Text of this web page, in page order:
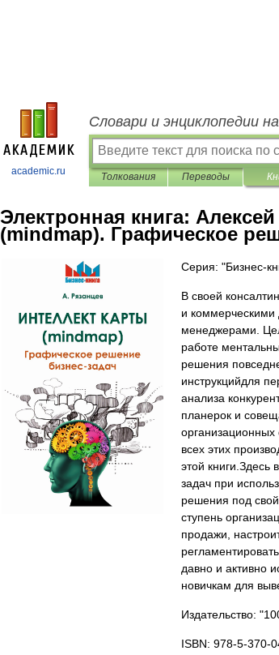
academic.ru
Словари и энциклопедии
Толкования Переводы
Электронная книга:
(mindmap). Графическое
Серия: "Бизнес-
В своей
и коммерческими
менеджерами.
работе
решения
инструкцийдля
анализа
планерок и
всех этих
этой
задач при
решения под
ступень
продажи,
давно и активно
новичкам для
Издательство:
ISBN: 978-5-370-